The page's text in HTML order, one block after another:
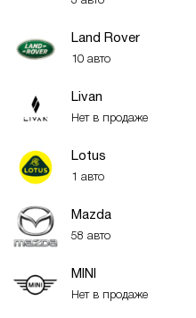
Land Rover
10 авто
Livan
Нет в продаже
Lotus
1 авто
Mazda
58 авто
MINI
Нет в продаже